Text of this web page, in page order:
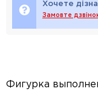
Хочете
Замовте
Фигурка